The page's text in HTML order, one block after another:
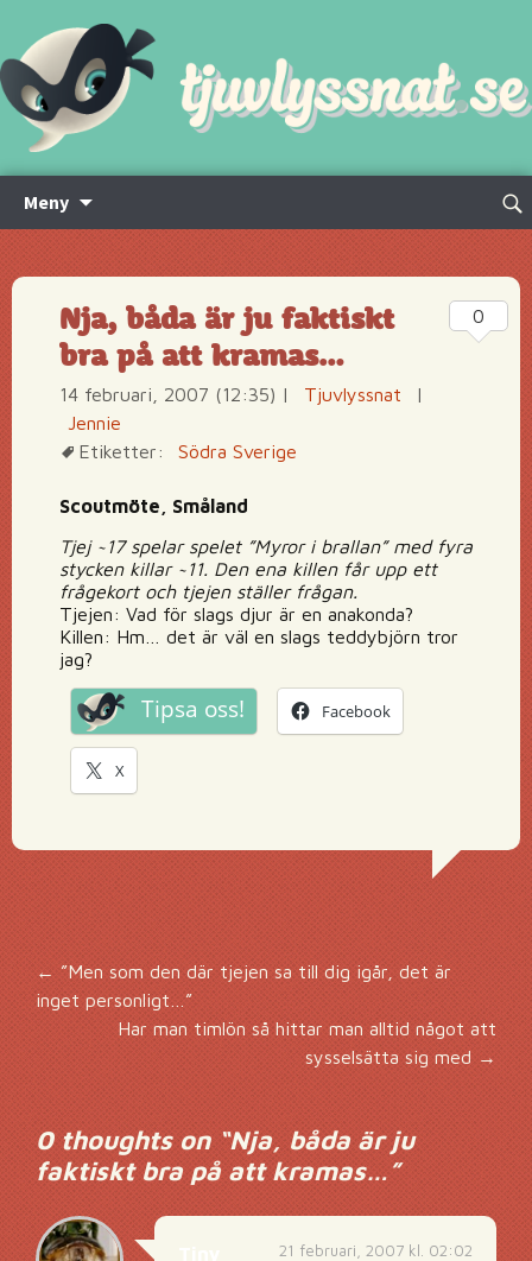
Meny
innehåll
Sök
Nja, båda är ju faktiskt
bra på att kramas…
14 februari, 2007 (12:35) | Tjuvlyssnat
|
Jennie
Etiketter:
Södra Sverige
Scoutmöte, Småland
Tjej ~17 spelar spelet ”Myror i brallan” med fyra
stycken killar ~11. Den ena killen får upp ett
frågekort och tjejen ställer frågan.
Tjejen: Vad för slags djur är en anakonda?
Killen: Hm… det är väl en slags teddybjörn tror
jag?
Tipsa oss! Facebook
X
0
Inläggsnavigering
← ”Men som den där tjejen sa till dig igår, det är
inget personligt…”
Har man timlön så hittar man alltid något att
sysselsätta sig med →
0 thoughts on “Nja, båda är ju
faktiskt bra på att kramas…”
21 februari, 2007 kl. 02:02